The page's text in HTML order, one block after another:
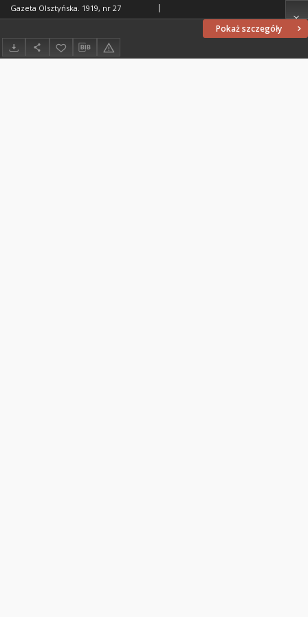
Pokaż szczegóły
Gazeta Olsztyńska. 1919, nr 27